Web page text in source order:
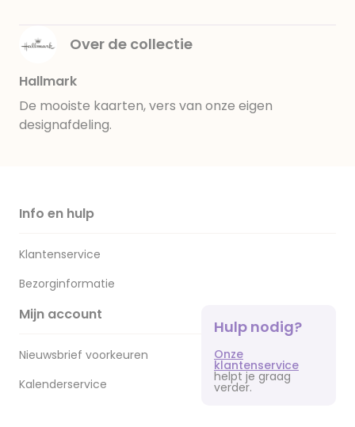
Over de collectie
Hallmark
De mooiste kaarten, vers van onze eigen
designafdeling.
Info en hulp
Klantenservice
Bezorginformatie
Mijn account
Nieuwsbrief voorkeuren
Kalenderservice
Hulp nodig?
Onze
klantenservice
helpt je graag
verder.